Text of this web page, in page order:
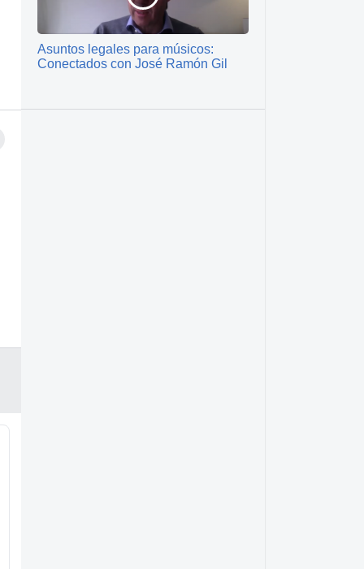
Asuntos legales para músicos:
Conectados con José Ramón Gil